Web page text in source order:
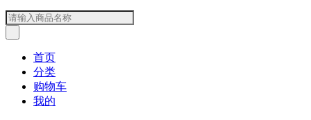
首页
分类
购物车
我的